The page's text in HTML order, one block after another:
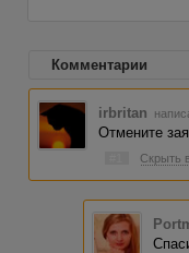
Комментарии
irbritan
Отмените
Скрыть